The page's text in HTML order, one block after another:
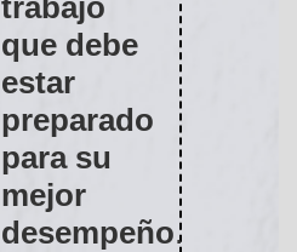
que debe
estar
preparado
para su
mejor
desempeño.